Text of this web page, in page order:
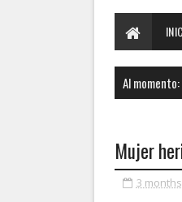
Al momento:
Mujer
3